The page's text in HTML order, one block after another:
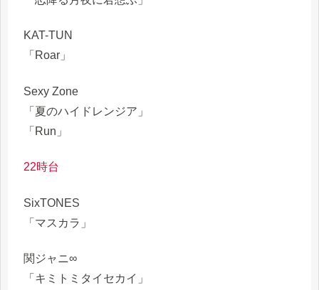
KAT-TUN
「Roar」
Sexy Zone
「夏のハイドレンジア」
「Run」
22時台
SixTONES
「マスカラ」
関ジャニ∞
「キミトミタイセカイ」